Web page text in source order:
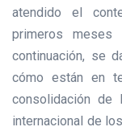
atendido el
primeros
continuación, se
cómo están en
consolidación de
internacional de